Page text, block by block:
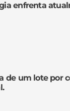
enfrenta
de um lote por